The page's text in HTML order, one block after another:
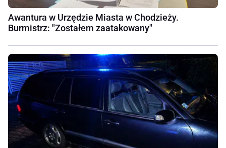
Awantura w Urzędzie Miasta w Chodzieży.
Burmistrz: "Zostałem zaatakowany"